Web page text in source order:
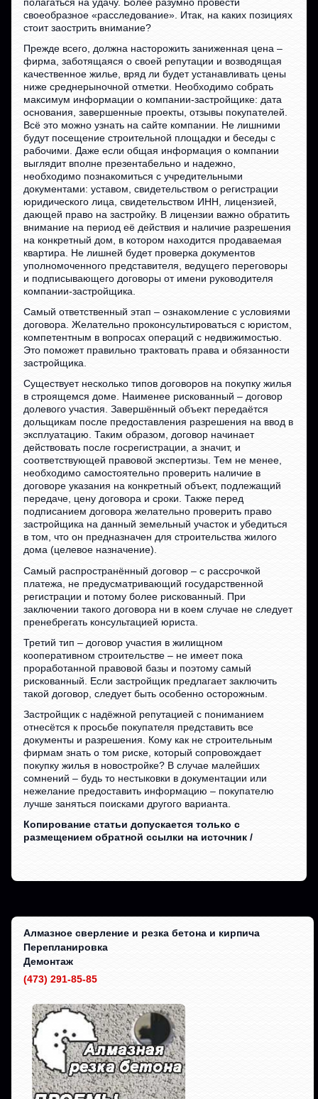
своеобразное «расследование». Итак, на каких позициях
стоит заострить внимание?
Прежде всего, должна насторожить заниженная цена –
фирма, заботящаяся о своей репутации и возводящая
качественное жилье, вряд ли будет устанавливать цены
ниже среднерыночной отметки. Необходимо собрать
максимум информации о компании-застройщике: дата
основания, завершенные проекты, отзывы покупателей.
Всё это можно узнать на сайте компании. Не лишними
будут посещение строительной площадки и беседы с
рабочими. Даже если общая информация о компании
выглядит вполне презентабельно и надежно,
необходимо познакомиться с учредительными
документами: уставом, свидетельством о регистрации
юридического лица, свидетельством ИНН, лицензией,
дающей право на застройку. В лицензии важно обратить
внимание на период её действия и наличие разрешения
на конкретный дом, в котором находится продаваемая
квартира. Не лишней будет проверка документов
уполномоченного представителя, ведущего переговоры
и подписывающего договоры от имени руководителя
компании-застройщика.
Самый ответственный этап – ознакомление с условиями
договора. Желательно проконсультироваться с юристом,
компетентным в вопросах операций с недвижимостью.
Это поможет правильно трактовать права и обязанности
застройщика.
Существует несколько типов договоров на покупку жилья
в строящемся доме. Наименее рискованный – договор
долевого участия. Завершённый объект передаётся
дольщикам после предоставления разрешения на ввод в
эксплуатацию. Таким образом, договор начинает
действовать после госрегистрации, а значит, и
соответствующей правовой экспертизы. Тем не менее,
необходимо самостоятельно проверить наличие в
договоре указания на конкретный объект, подлежащий
передаче, цену договора и сроки. Также перед
подписанием договора желательно проверить право
застройщика на данный земельный участок и убедиться
в том, что он предназначен для строительства жилого
дома (целевое назначение).
Самый распространённый договор – с рассрочкой
платежа, не предусматривающий государственной
регистрации и потому более рискованный. При
заключении такого договора ни в коем случае не следует
пренебрегать консультацией юриста.
Третий тип – договор участия в жилищном
кооперативном строительстве – не имеет пока
проработанной правовой базы и поэтому самый
рискованный. Если застройщик предлагает заключить
такой договор, следует быть особенно осторожным.
Застройщик с надёжной репутацией с пониманием
отнесётся к просьбе покупателя представить все
документы и разрешения. Кому как не строительным
фирмам знать о том риске, который сопровождает
покупку жилья в новостройке? В случае малейших
сомнений – будь то нестыковки в документации или
нежелание предоставить информацию – покупателю
лучше заняться поисками другого варианта.
Копирование статьи допускается только с
размещением обратной ссылки на источник /
Алмазное сверление и резка бетона и кирпича
Перепланировка
Демонтаж
(473) 291-85-85